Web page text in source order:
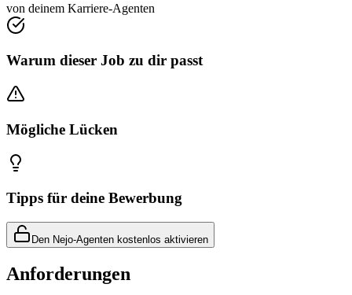
von deinem Karriere-Agenten
Warum dieser Job zu dir passt
Mögliche Lücken
Tipps für deine Bewerbung
Den Nejo-Agenten kostenlos aktivieren
Anforderungen